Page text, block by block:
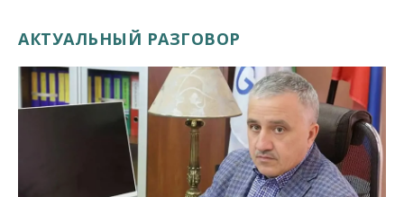
АКТУАЛЬНЫЙ РАЗГОВОР